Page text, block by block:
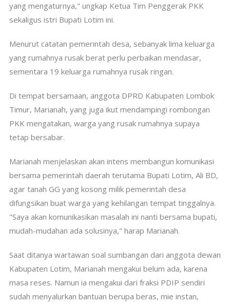
yang mengaturnya," ungkap Ketua Tim Penggerak PKK
sekaligus istri Bupati Lotim ini.
Menurut catatan pemerintah desa, sebanyak lima keluarga
yang rumahnya rusak berat perlu perbaikan mendasar,
sementara 19 keluarga rumahnya rusak ringan.
Di tempat bersamaan, anggota DPRD Kabupaten Lombok
Timur, Marianah, yang juga ikut mendampingi rombongan
PKK mengatakan, warga yang rusak rumahnya supaya
tetap bersabar.
Marianah menjelaskan akan intens membangun komunikasi
bersama pemerintah daerah terutama Bupati Lotim, Ali BD,
agar tanah GG yang kosong milik pemerintah desa
difungsikan buat warga yang kehilangan tempat tinggalnya.
"Saya akan komunikasikan masalah ini nanti bersama bupati,
mudah-mudahan ada solusinya," harap Marianah.
Saat ditanya wartawan soal sumbangan dari anggota dewan
Kabupaten Lotim, Marianah mengakui belum ada, karena
masa reses. Namun ia mengakui dari fraksi PDIP sendiri
sudah menyalurkan bantuan berupa beras, mie instan,